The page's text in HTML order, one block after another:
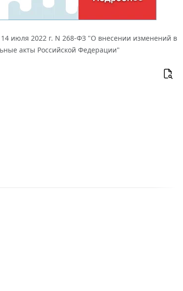
июля 2022 г. N 268-ФЗ "О внесении изменений в
акты Российской Федерации"